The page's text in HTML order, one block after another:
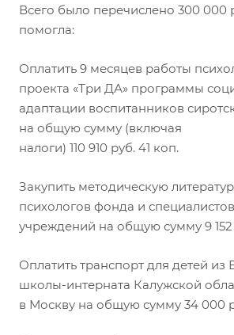
Всего было перечислено 300 000
помогла:
Оплатить 9 месяцев работы
проекта «Три ДА» программы
адаптации воспитанников
на общую сумму (включая
налоги) 110 910 руб. 41 коп.
Закупить методическую
психологов фонда и
учреждений на общую сумму 9 152
Оплатить транспорт для детей из
школы-интерната Калужской
в Москву на общую сумму 34 000